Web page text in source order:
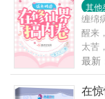
其他
缠绵
醒来
太苦
天，
了。
神兵
最新
在